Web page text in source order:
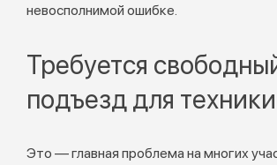
невосполнимой ошибке.
Требуется
подъезд для техники
Это — главная проблема на многих